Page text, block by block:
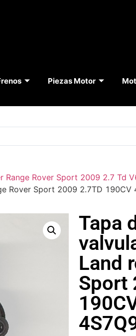
Piezas Motor
Range Rover Sport 2009 2.7 Td
Rover Sport 2009 2.7TD 190CV
Tapa
Land
Sport